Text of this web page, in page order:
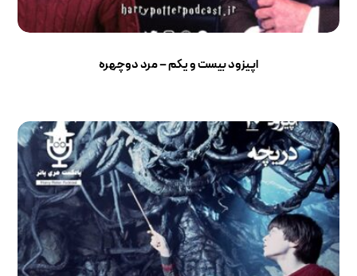
اپیزود بیست و یکم – مرد دوچهره